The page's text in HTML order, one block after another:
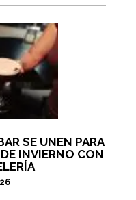
SE UNEN PARA
INVIERNO CON